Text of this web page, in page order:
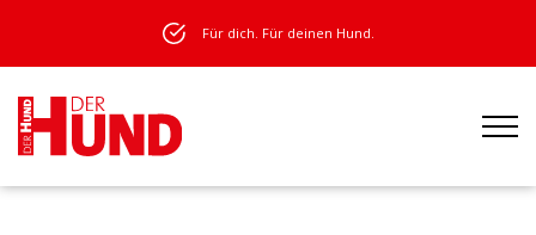
Für dich. Für deinen Hund.